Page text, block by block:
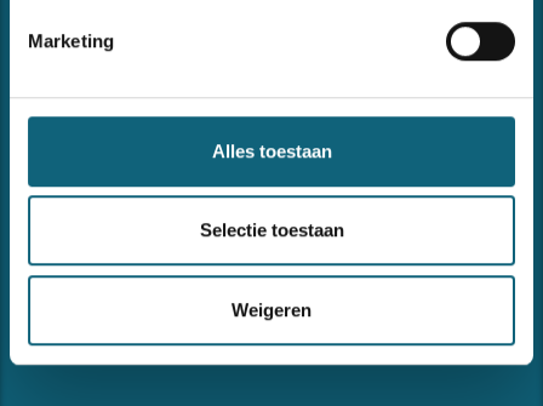
Marketing
Alles toestaan
Selectie toestaan
Weigeren
Contact
8770 Ingelmunster
info@formabv.be